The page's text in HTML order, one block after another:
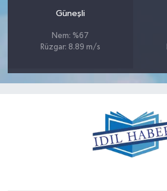
Güneşli
Nem: %67
Rüzgar: 8.89 m/s